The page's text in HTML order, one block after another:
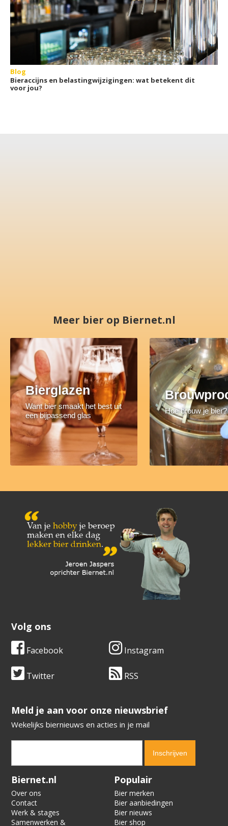
Blog
Bieraccijns en belastingwijzigingen: wat betekent dit
voor jou?
Meer bier op Biernet.nl
Bierglazen
Want bier smaakt het best uit
een bijpassend glas
Hoe brouw je bier?
Volg ons
Facebook Instagram
Twitter RSS
​​​​​​​Meld je aan voor onze nieuwsbrief
Wekelijks biernieuws en acties in je mail
Verification code:
Biernet.nl
Over ons
Contact
Werk & stages
Samenwerken &
Populair
Bier merken
Bier aanbiedingen
Bier nieuws
Bier shop